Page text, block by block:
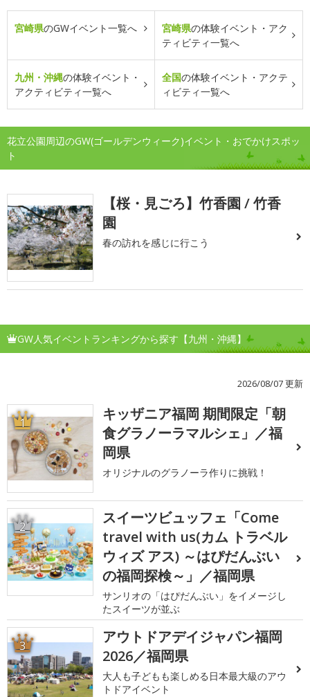
宮崎県のGWイベント一覧へ 宮崎県の体験イベント・アク
ティビティ一覧へ
九州・沖縄の体験イベント・
アクティビティ一覧へ
全国の体験イベント・アクテ
ィビティ一覧へ
花立公園周辺のGW(ゴールデンウィーク)イベント・おでかけスポッ
ト
【桜・見ごろ】竹香園 / 竹香
園
春の訪れを感じに行こう
GW人気イベントランキングから探す【九州・沖縄】
2026/08/07 更新
1
キッザニア福岡 期間限定「朝
食グラノーラマルシェ」／福
岡県
オリジナルのグラノーラ作りに挑戦！
2
スイーツビュッフェ「Come
travel with us(カム トラベル
ウィズ アス) ～はぴだんぶい
の福岡探検～」／福岡県
サンリオの「はぴだんぶい」をイメージし
たスイーツが並ぶ
3
アウトドアデイジャパン福岡
2026／福岡県
大人も子どもも楽しめる日本最大級のアウ
トドアイベント